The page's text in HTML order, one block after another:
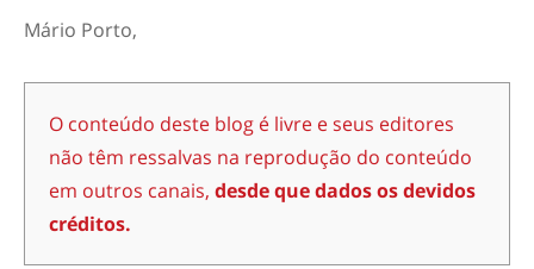
Mário Porto,
O conteúdo deste blog é livre e seus editores
não têm ressalvas na reprodução do conteúdo
em outros canais, desde que dados os devidos
créditos.